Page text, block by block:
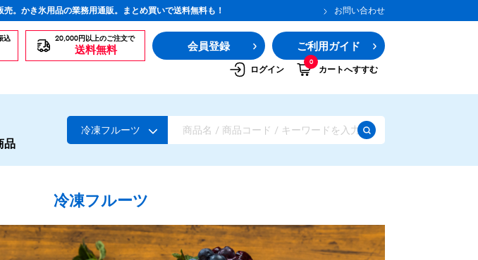
。かき氷用品の業務用通販。まとめ買いで送料無料も！ お問い合わせ
込 20,000円以上のご注文で
送料無料 会員登録 ご利用ガイド
ログイン
0
カートへすすむ
品
冷凍フルーツ
冷凍フルーツ